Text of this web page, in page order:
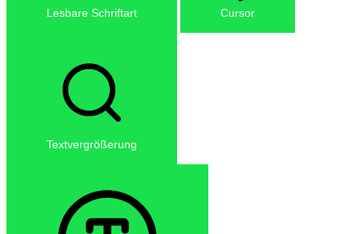
Lesbare Schriftart Cursor
Textvergrößerung